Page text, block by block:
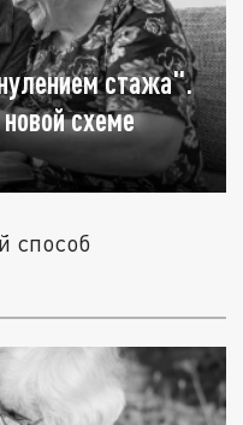
стажа".
схеме
способ